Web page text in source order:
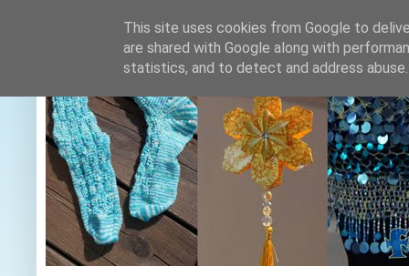
This site uses cookies from Google to
are shared with Google along with
statistics, and to detect and address abuse.